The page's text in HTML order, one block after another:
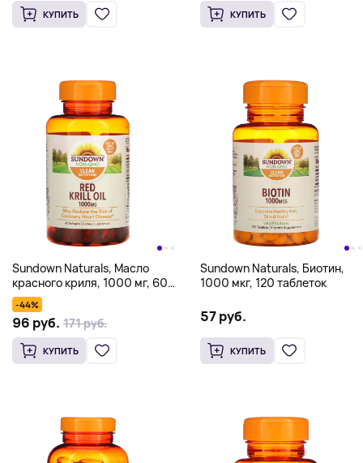
КУПИТЬ КУПИТЬ
Sundown Naturals, Масло
красного криля, 1000 мг, 60
мягких таблеток
-44%
96 руб. 171 руб.
КУПИТЬ
Sundown Naturals, Биотин,
1000 мкг, 120 таблеток
57 руб.
КУПИТЬ